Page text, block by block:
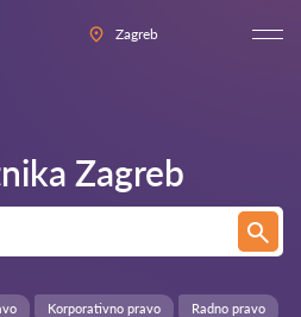
Zagreb
Zagreb
Korporativno pravo Radno pravo